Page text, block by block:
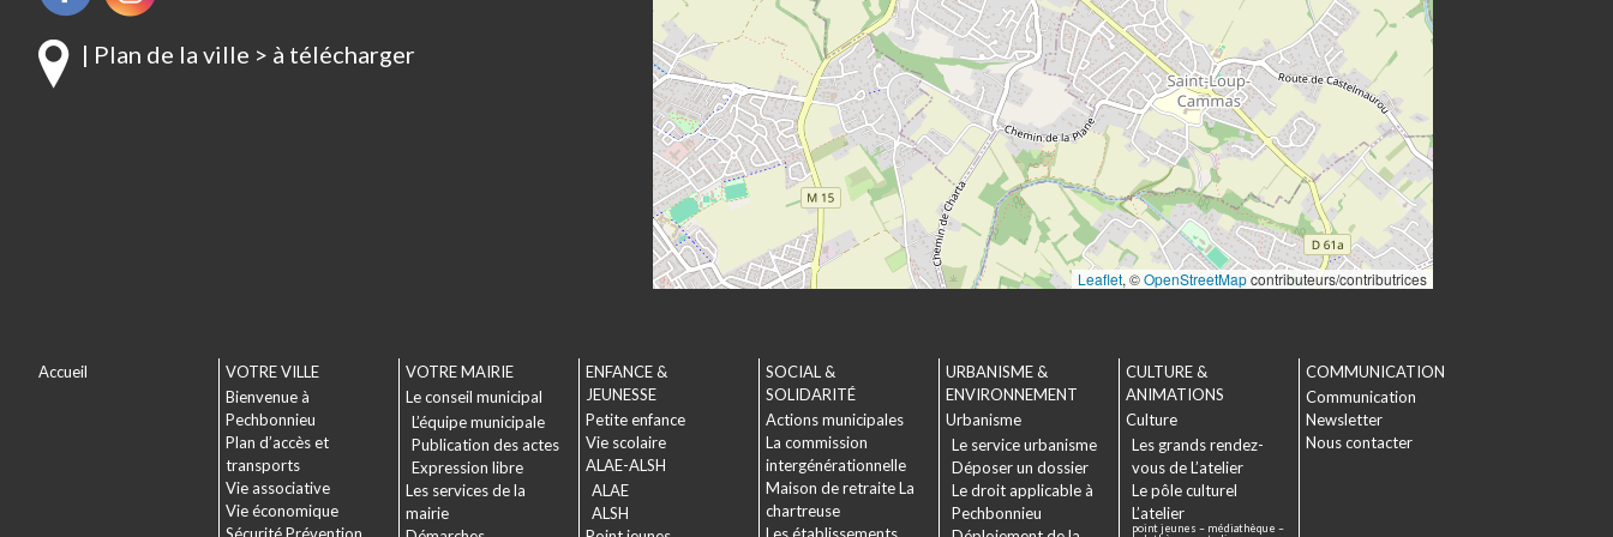
| Plan de la ville > à télécharger
Leaflet, ©OpenStreetMapcontributeurs/contributrices
Accueil
VOTRE VILLE
Bienvenue à
Pechbonnieu
Plan d’accès et
transports
Vie associative
Vie économique
Sécurité Prévention
VOTRE MAIRIE
Le conseil municipal
L’équipe municipale
Publication des actes
Expression libre
Les services de la
mairie
ENFANCE &
JEUNESSE
Petite enfance
Vie scolaire
ALAE-ALSH
ALAE
ALSH
SOCIAL &
SOLIDARITÉ
Actions municipales
La commission
intergénérationnelle
Maison de retraite La
chartreuse
Les établissements
URBANISME &
ENVIRONNEMENT
Urbanisme
Le service urbanisme
Déposer un dossier
Le droit applicable à
Pechbonnieu
CULTURE &
ANIMATIONS
Culture
Les grands rendez-
vous de L’atelier
Le pôle culturel
L’atelier
point jeunes – médiathèque –
COMMUNICATION
Communication
Newsletter
Nous contacter